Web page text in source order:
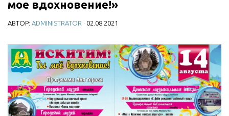
Фотогалерея
Документы
Правовая база
Противодействие коррупции
Отчеты о деятельности
Учреждения культуры
мое вдохновение!»
АВТОР: ADMINISTRATOR · 02.08.2021